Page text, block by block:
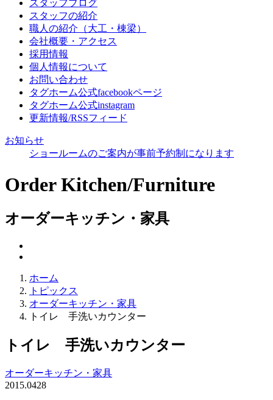
スタッフブログ
スタッフの紹介
職人の紹介（大工・棟梁）
会社概要・アクセス
採用情報
個人情報について
お問い合わせ
タグホーム公式facebookページ
タグホーム公式instagram
更新情報/RSSフィード
お知らせ
ショールームのご案内が事前予約制になります
Order Kitchen/Furniture
オーダーキッチン・家具
ホーム
トピックス
オーダーキッチン・家具
トイレ 手洗いカウンター
トイレ 手洗いカウンター
オーダーキッチン・家具
2015.0428